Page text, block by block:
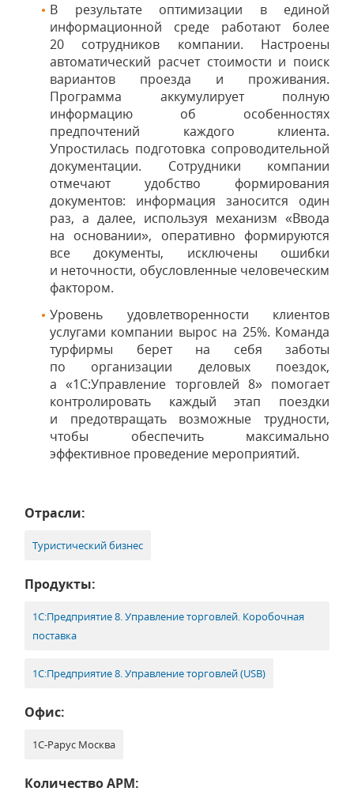
В результате оптимизации в единой
информационной среде работают более
20 сотрудников компании. Настроены
автоматический расчет стоимости и поиск
вариантов проезда и проживания.
Программа аккумулирует полную
информацию об особенностях
предпочтений каждого клиента.
Упростилась подготовка сопроводительной
документации. Сотрудники компании
отмечают удобство формирования
документов: информация заносится один
раз, а далее, используя механизм «Ввода
на основании», оперативно формируются
все документы, исключены ошибки
и неточности, обусловленные человеческим
фактором.
Уровень удовлетворенности клиентов
услугами компании вырос на 25%. Команда
турфирмы берет на себя заботы
по организации деловых поездок,
а «1С:Управление торговлей 8» помогает
контролировать каждый этап поездки
и предотвращать возможные трудности,
чтобы обеспечить максимально
эффективное проведение мероприятий.
Отрасли:
Туристический бизнес
Продукты:
1С:Предприятие 8. Управление торговлей. Коробочная
поставка
1С:Предприятие 8. Управление торговлей (USB)
Офис:
1С-Рарус Москва
Количество АРМ: